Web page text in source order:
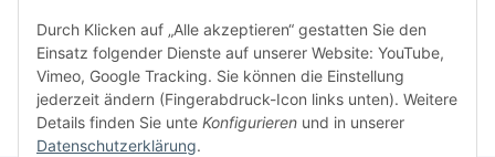
2,99 € *
Ausgabe
12,90 €*
Durch Klicken auf „Alle akzeptieren“ gestatten Sie den
Einsatz folgender Dienste auf unserer Website: YouTube,
Vimeo, Google Tracking. Sie können die Einstellung
jederzeit ändern (Fingerabdruck-Icon links unten). Weitere
Details finden Sie unte Konfigurieren und in unserer
Datenschutzerklärung.